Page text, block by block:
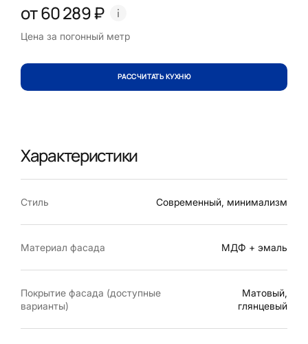
от 60 289 ₽
Цена за погонный метр
РАССЧИТАТЬ КУХНЮ
Характеристики
Стиль Современный, минимализм
Материал фасада МДФ + эмаль
Покрытие фасада (доступные
варианты)
Матовый,
глянцевый